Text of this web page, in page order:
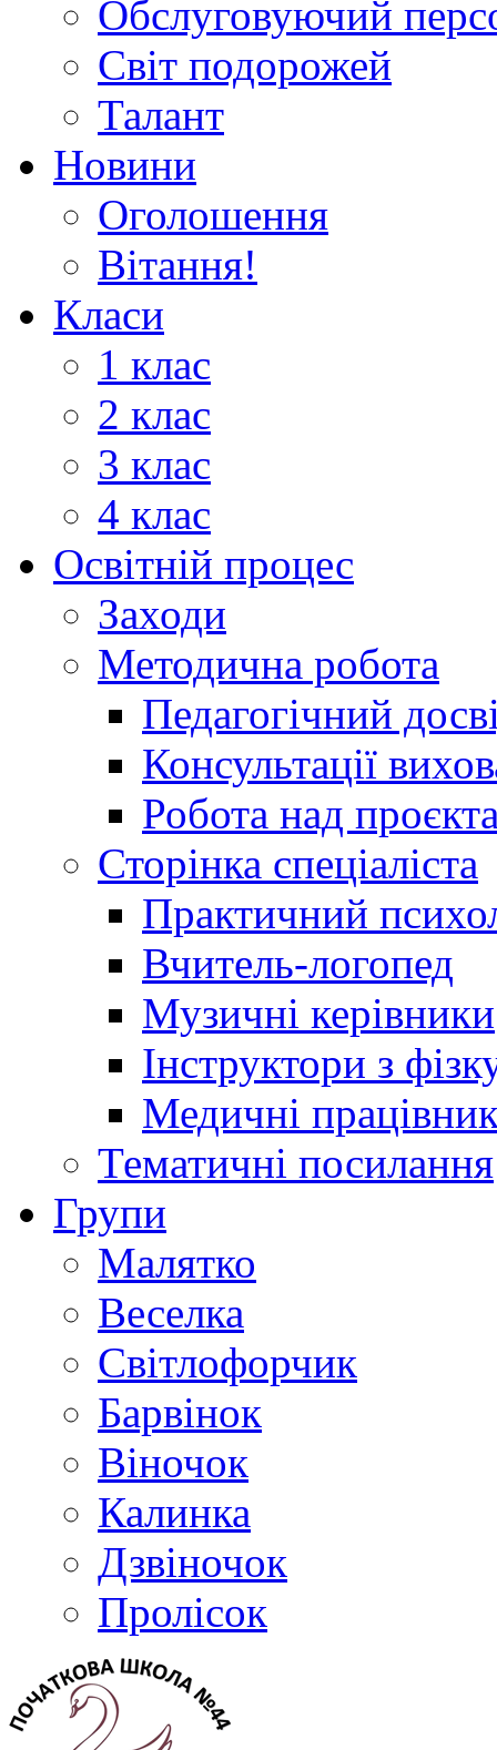
Обслуговуючий
Світ подорожей
Талант
Новини
Оголошення
Вітання!
Класи
1 клас
2 клас
3 клас
4 клас
Освітній процес
Заходи
Методична робота
Педагогічний
Консультації
Робота над
Сторінка спеціаліста
Практичний
Вчитель-логопед
Музичні керівники
Інструктори з
Медичні
Тематичні посилання
Групи
Малятко
Веселка
Світлофорчик
Барвінок
Віночок
Калинка
Дзвіночок
Пролісок